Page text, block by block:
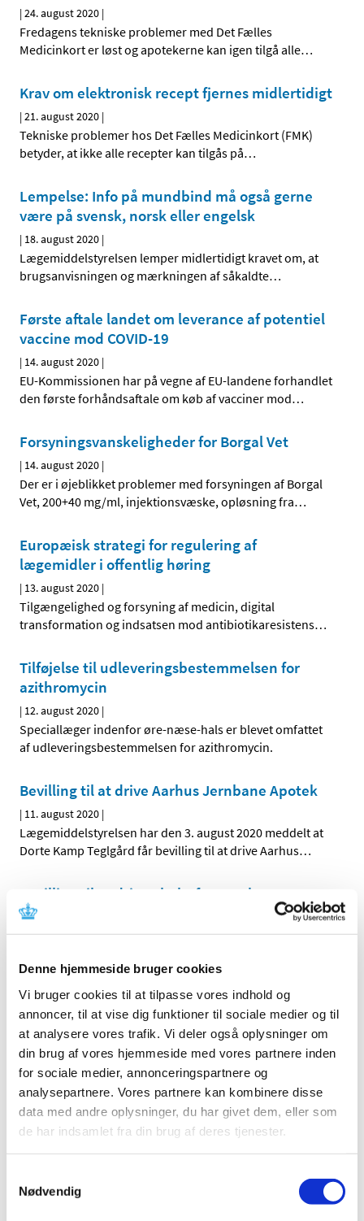
Denne hjemmeside bruger cookies
Vi bruger cookies til at tilpasse vores indhold og
annoncer, til at vise dig funktioner til sociale medier og til
at analysere vores trafik. Vi deler også oplysninger om
din brug af vores hjemmeside med vores partnere inden
for sociale medier, annonceringspartnere og
analysepartnere. Vores partnere kan kombinere disse
data med andre oplysninger, du har givet dem, eller som
de har indsamlet fra din brug af deres tjenester.
Nødvendig
|24. august 2020 |
Fredagens tekniske problemer med Det Fælles
Medicinkort er løst og apotekerne kan igen tilgå alle…
Krav om elektronisk recept fjernes midlertidigt
|21. august 2020 |
Tekniske problemer hos Det Fælles Medicinkort (FMK)
betyder, at ikke alle recepter kan tilgås på…
Lempelse: Info på mundbind må også gerne
være på svensk, norsk eller engelsk
| 18. august 2020 |
Lægemiddelstyrelsen lemper midlertidigt kravet om, at
brugsanvisningen og mærkningen af såkaldte…
Første aftale landet om leverance af potentiel
vaccine mod COVID-19
| 14. august 2020 |
EU-Kommissionen har på vegne af EU-landene forhandlet
den første forhåndsaftale om køb af vacciner mod…
Forsyningsvanskeligheder for Borgal Vet
| 14. august 2020 |
Der er i øjeblikket problemer med forsyningen af Borgal
Vet, 200+40 mg/ml, injektionsvæske, opløsning fra…
Europæisk strategi for regulering af
lægemidler i offentlig høring
| 13. august 2020 |
Tilgængelighed og forsyning af medicin, digital
transformation og indsatsen mod antibiotikaresistens…
Tilføjelse til udleveringsbestemmelsen for
azithromycin
| 12. august 2020 |
Speciallæger indenfor øre-næse-hals er blevet omfattet
af udleveringsbestemmelsen for azithromycin.
Bevilling til at drive Aarhus Jernbane Apotek
| 11. august 2020 |
Lægemiddelstyrelsen har den 3. august 2020 meddelt at
Dorte Kamp Teglgård får bevilling til at drive Aarhus…
Bevilling til at drive Ebeltoft Apotek
|11. august 2020
Lægemiddelstyrelsen har den 3. august 2020 meddelt at
Ledig bevilling til Helsingør Stengades Apotek
|10. august 2020|
Bevillingen til at drive Helsingør Stengades Apotek er
ledig pr. 1. januar 2021.
Ledig bevilling til Dalgas Boulevard Apotek
| 10. august 2020 |
Bevillingen til at drive Dalgas Boulevard Apotek er ledig
Forsyningsvanskeligheder for Mydriacyl,